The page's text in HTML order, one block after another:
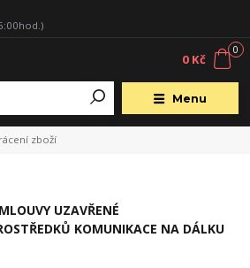
Menu
0
0 Kč
zboží
UZAVŘENÉ
KOMUNIKACE NA DÁLKU